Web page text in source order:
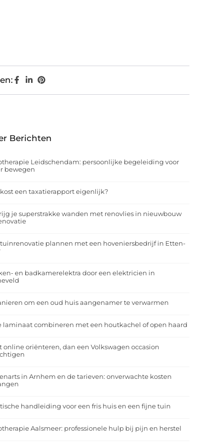
Berichten
Leidschendam: persoonlijke begeleiding voor
bewegen
een taxatierapport eigenlijk?
je superstrakke wanden met renovlies in nieuwbouw
plannen met een hoveniersbedrijf in Etten-
en badkamerelektra door een elektricien in
om een oud huis aangenamer te verwarmen
laminaat combineren met een houtkachel of open haard
online oriënteren, dan een Volkswagen occasion
in Arnhem en de tarieven: onverwachte kosten
handleiding voor een fris huis en een fijne tuin
Aalsmeer: professionele hulp bij pijn en herstel